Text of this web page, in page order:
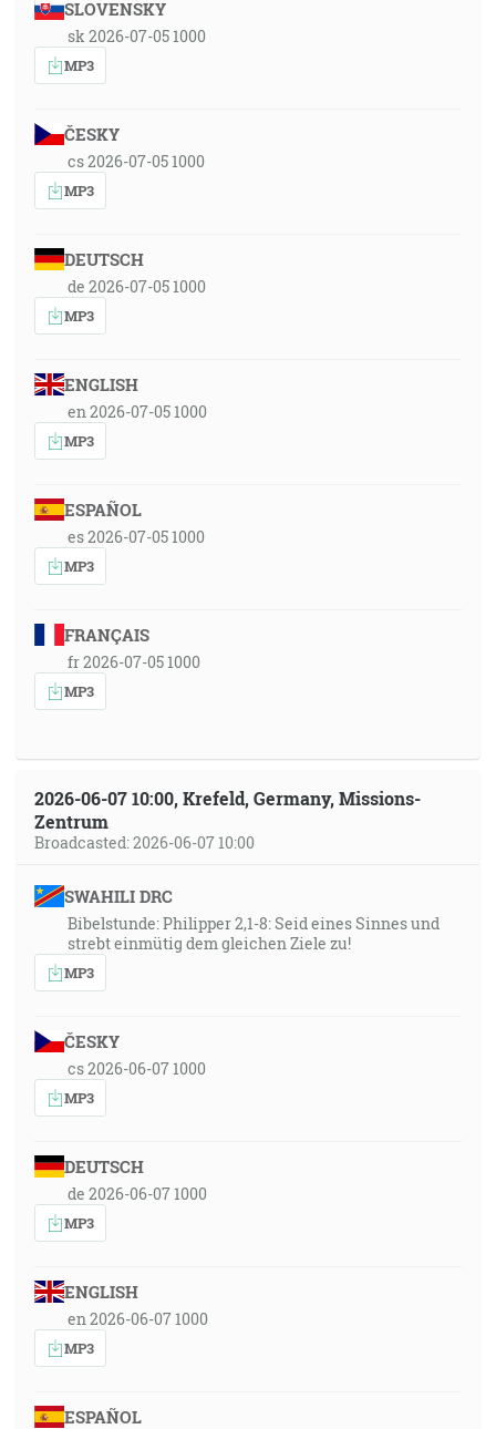
SLOVENSKY
sk 2026-07-05 1000
MP3
ČESKY
cs 2026-07-05 1000
MP3
DEUTSCH
de 2026-07-05 1000
MP3
ENGLISH
en 2026-07-05 1000
MP3
ESPAÑOL
es 2026-07-05 1000
MP3
FRANÇAIS
fr 2026-07-05 1000
MP3
2026-06-07 10:00, Krefeld, Germany, Missions-
Zentrum
Broadcasted: 2026-06-07 10:00
SWAHILI DRC
Bibelstunde: Philipper 2,1-8: Seid eines Sinnes und
strebt einmütig dem gleichen Ziele zu!
MP3
ČESKY
cs 2026-06-07 1000
MP3
DEUTSCH
de 2026-06-07 1000
MP3
ENGLISH
en 2026-06-07 1000
MP3
ESPAÑOL